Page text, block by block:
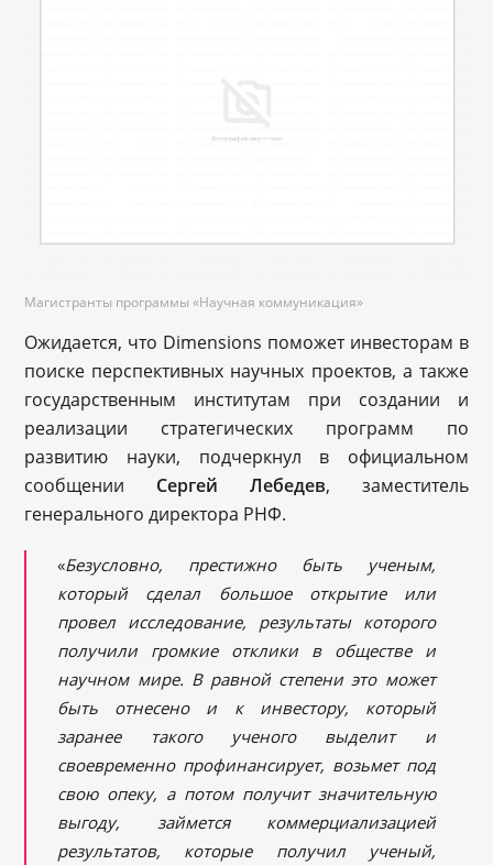
Магистранты программы «Научная коммуникация»
Ожидается, что Dimensions поможет инвесторам в
поиске перспективных научных проектов, а также
государственным институтам при создании и
реализации стратегических программ по
развитию науки, подчеркнул в официальном
сообщении Сергей Лебедев, заместитель
генерального директора РНФ.
«Безусловно, престижно быть ученым,
который сделал большое открытие или
провел исследование, результаты которого
получили громкие отклики в обществе и
научном мире. В равной степени это может
быть отнесено и к инвестору, который
заранее такого ученого выделит и
своевременно профинансирует, возьмет под
свою опеку, а потом получит значительную
выгоду, займется коммерциализацией
результатов, которые получил ученый,